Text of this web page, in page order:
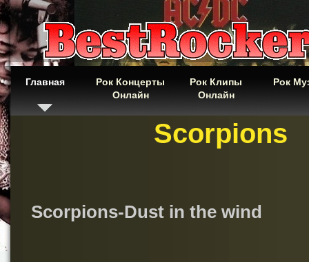
Главная
Рок Концерты
Онлайн
Рок Клипы
Онлайн
Рок
Scorpions
Scorpions-Dust in the wind